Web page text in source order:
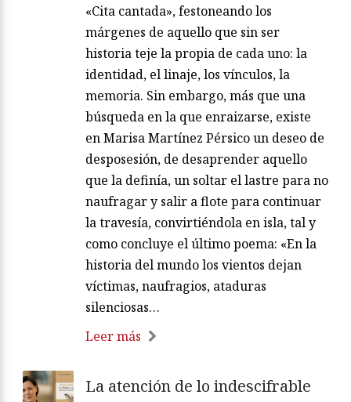
«Cita cantada», festoneando los
márgenes de aquello que sin ser
historia teje la propia de cada uno: la
identidad, el linaje, los vínculos, la
memoria. Sin embargo, más que una
búsqueda en la que enraizarse, existe
en Marisa Martínez Pérsico un deseo de
desposesión, de desaprender aquello
que la definía, un soltar el lastre para no
naufragar y salir a flote para continuar
la travesía, convirtiéndola en isla, tal y
como concluye el último poema: «En la
historia del mundo los vientos dejan
víctimas, naufragios, ataduras
silenciosas…
Leer más
La atención de lo indescifrable